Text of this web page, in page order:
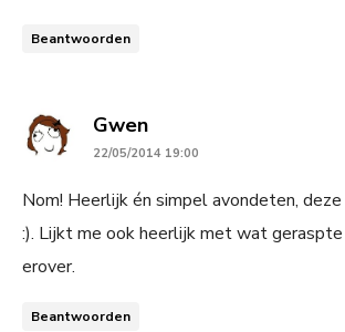
Beantwoorden
Gwensays:
22/05/2014 19:00
Nom! Heerlijk én simpel avondeten,
:). Lijkt me ook heerlijk met wat geraspte
erover.
Beantwoorden